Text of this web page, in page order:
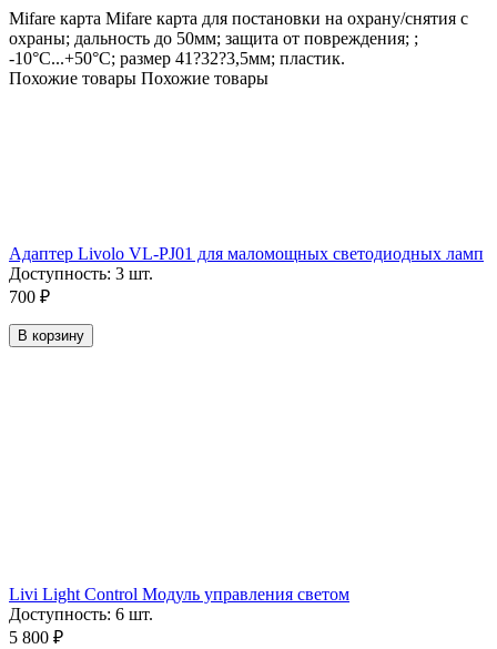
Mifare карта Mifare карта для постановки на охрану/снятия с
охраны; дальность до 50мм; защита от повреждения; ;
-10°C...+50°C; размер 41?32?3,5мм; пластик.
Похожие товары Похожие товары
Адаптер Livolo VL-PJ01 для маломощных светодиодных ламп
Доступность: 3 шт.
700 ₽
В корзину
Livi Light Control Модуль управления светом
Доступность: 6 шт.
5 800 ₽